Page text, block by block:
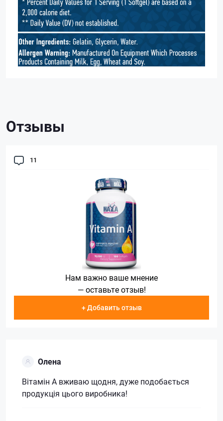
Отзывы
11
Нам важно ваше мнение
— оставьте отзыв!
+ Добавить отзыв
Олена
Вітамін А вживаю щодня, дуже подобається
продукція цього виробника!